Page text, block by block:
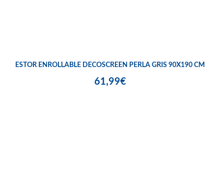
ESTOR ENROLLABLE DECOSCREEN PERLA GRIS 90X190 CM
61,99€